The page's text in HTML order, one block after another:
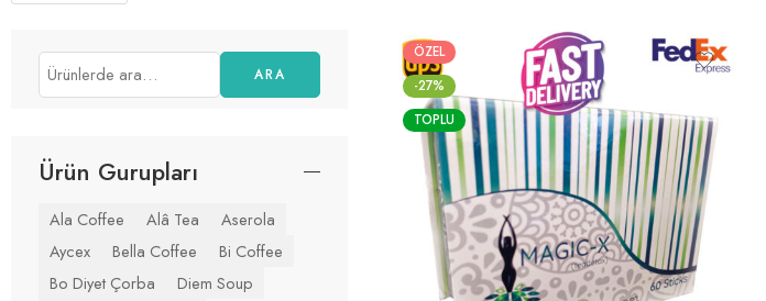
ÖZEL
-27%
TOPLU
ARA
Ürün Gurupları
Ala Coffee Alâ Tea
Aserola
Aycex
Bella Coffee
Bi Coffee
Bo Diyet Çorba
Diem Soup